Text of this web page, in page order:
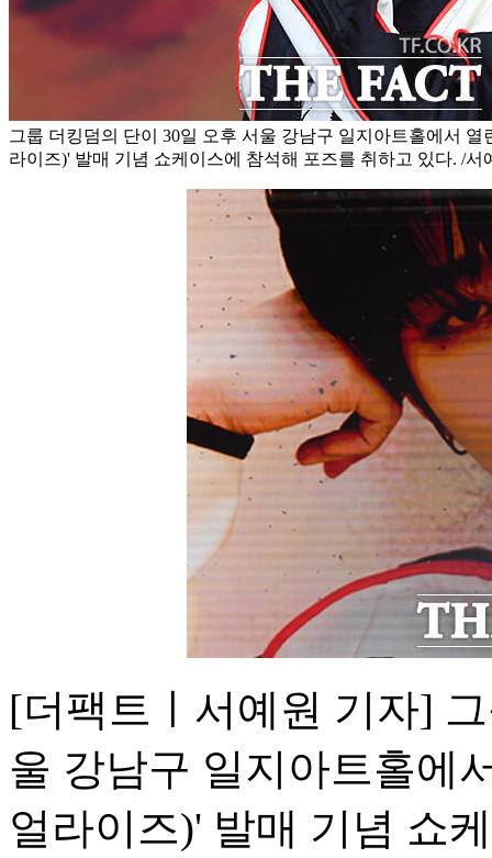
그룹 더킹덤의 단이 30일 오후 서울 강남구 일지아트홀에서
라이즈)' 발매 기념 쇼케이스에 참석해 포즈를 취하고 있다. /서
[더팩트ㅣ서예원 기자]
울 강남구 일지아트홀에
얼라이즈)' 발매 기념 쇼